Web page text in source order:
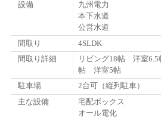
設備
九州電力
本下水道
公営水道
間取り
4SLDK
間取り詳細
リビング18帖 洋室
帖 洋室5帖
駐車場
2台可（縦列駐車）
主な設備
宅配ボックス
オール電化